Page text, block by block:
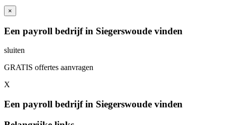
×
Een payroll bedrijf in Siegerswoude vinden
sluiten
GRATIS offertes aanvragen
X
Een payroll bedrijf in Siegerswoude vinden